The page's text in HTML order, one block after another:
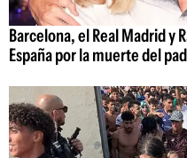
Barcelona, el Real Madrid y
España por la muerte del